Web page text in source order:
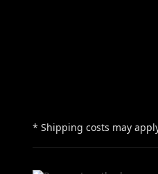
* Shipping costs may